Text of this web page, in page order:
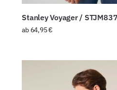
Stanley Voyager / STJM837
ab 64,95€